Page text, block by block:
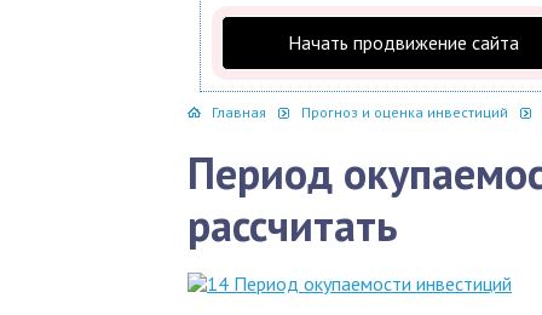
Начать продвижение сайта
Главная Прогноз и оценка инвестиций
Период
рассчитать